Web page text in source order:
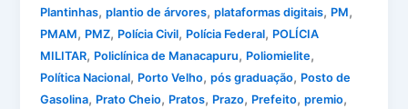
Plantinhas,plantio de árvores,plataformas digitais, PM,
PMAM, PMZ, Polícia Civil, Polícia Federal, POLÍCIA
MILITAR, Policlínica de Manacapuru, Poliomielite,
Política Nacional, Porto Velho,pós graduação, Posto de
Gasolina, Prato Cheio, Pratos, Prazo, Prefeito,premio,